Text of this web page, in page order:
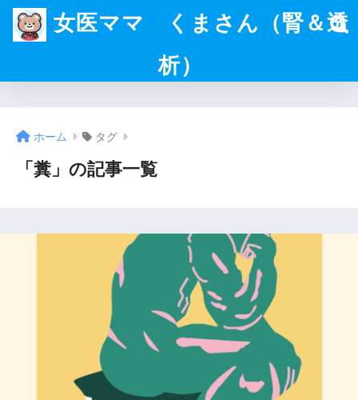
女医ママ くまさん（腎＆透
析）
ホーム タグ
「糞」の記事一覧